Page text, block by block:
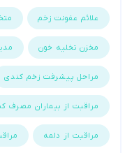
علائم عفونت زخم
مخزن تخلیه خون
مراحل پیشرفت زخم کندی
مراقبت از بیماران مصرف
مراقبت از دلمه